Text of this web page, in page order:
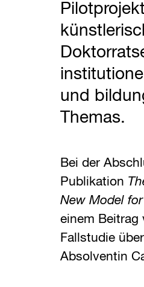
und
Themas.
Bei der
Publikation
New Model
einem Beitrag
Fallstudie
Absolventin